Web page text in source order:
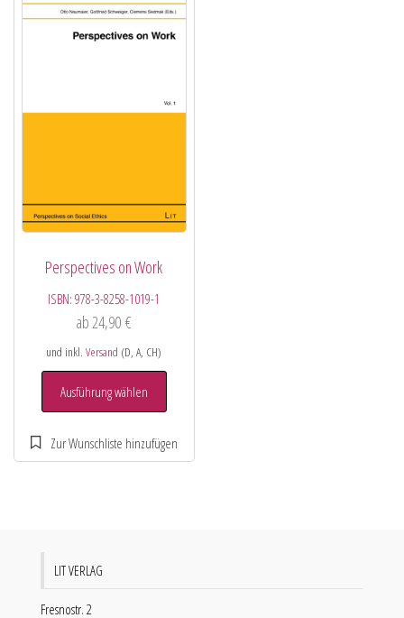
Perspectives on Work
ISBN:978-3-8258-1019-1
ab 24,90€
und inkl.Versand (D, A, CH)
Ausführung wählen
LIT VERLAG
Fresnostr. 2